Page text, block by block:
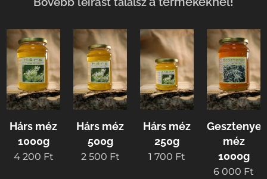
Hárs méz
1000g
4 200 Ft
Hárs méz
500g
2 500 Ft
Hárs méz
250g
1 700 Ft
Gesztenye
méz
1000g
6 000 Ft